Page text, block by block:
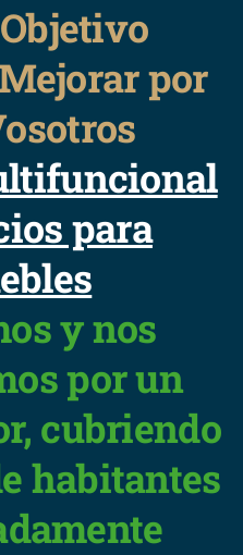
por
para
y nos
por un
cubriendo
habitantes